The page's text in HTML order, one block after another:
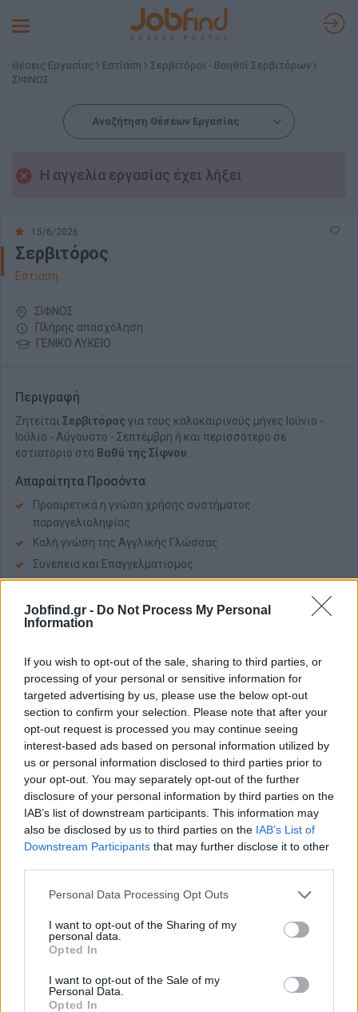
Jobfind.gr - Do Not Process My Personal
Information
If you wish to opt-out of the sale, sharing to third parties, or
processing of your personal or sensitive information for
targeted advertising by us, please use the below opt-out
section to confirm your selection. Please note that after your
opt-out request is processed you may continue seeing
interest-based ads based on personal information utilized by
us or personal information disclosed to third parties prior to
your opt-out. You may separately opt-out of the further
disclosure of your personal information by third parties on the
IAB’s list of downstream participants. This information may
also be disclosed by us to third parties on the IAB’s List of
Downstream Participants that may further disclose it to other
Personal Data Processing Opt Outs
I want to opt-out of the Sharing of my
personal data.
Opted In
I want to opt-out of the Sale of my
Personal Data.
Opted In
Toggle
Θέσεις Εργασίας Εστίαση
Σερβιτόροι - Βοηθοί Σερβιτόρων
ΣΙΦΝΟΣ
Αναζήτηση Θέσεων Εργασίας
Η αγγελία εργασίας έχει λήξει
15/6/2026
Σερβιτόρος
Εστίαση
ΣΙΦΝΟΣ
Πλήρης απασχόληση
ΓΕΝΙΚΟ ΛΥΚΕΙΟ
Περιγραφή
Ζητείται Σερβιτόρος για τους καλοκαιρινούς μήνες Ιούνιο -
Ιούλιο - Αύγουστο - Σεπτέμβρη ή και περισσότερο σε
εστιατόριο στο Βαθύ της Σίφνου
Απαραίτητα Προσόντα
Προαιρετικά η γνώση χρήσης συστήματος
παραγγελιοληψίας
Καλή γνώση της Αγγλικής Γλώσσας
Συνέπεια και Επαγγελματισμός
Διαμονή
Ικανοποιητικός μισθός πολύ πάνω από το βασικό
Θέσεις εργασίας
Θέσεις Εργασίας ανά Ειδικότητα